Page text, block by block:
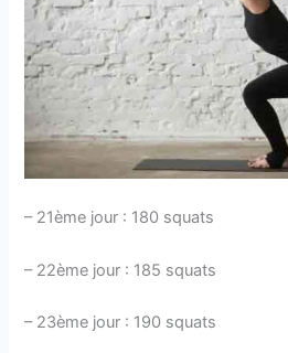
– 21ème jour : 180 squats
– 22ème jour : 185 squats
– 23ème jour : 190 squats